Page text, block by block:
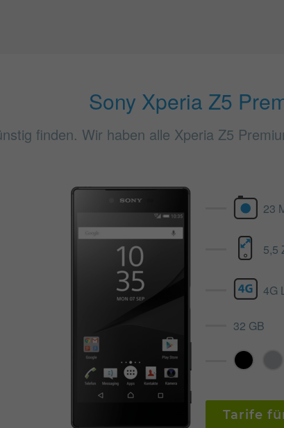
Sony Xperia Z5
finden. Wir haben alle Xperia Z5
23
5,5
4G
32 GB
Tarife